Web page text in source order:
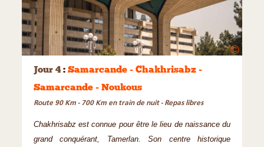
©
Jour 4 : Samarcande - Chakhrisabz -
Samarcande - Noukous
Route 90 Km - 700 Km en train de nuit - Repas libres
Chakhrisabz est connue pour être le lieu de naissance du
grand conquérant, Tamerlan. Son centre historique